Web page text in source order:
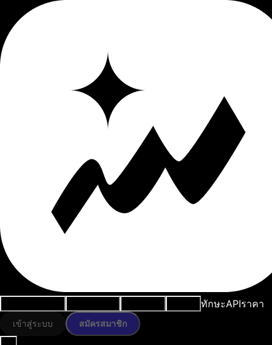
ทักษะAPIราคา
เข้าสู่ระบบ สมัครสมาชิก